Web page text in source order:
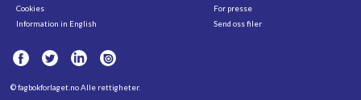
Cookies
Information in English
For presse
Send oss filer
©fagbokforlaget.noAlle rettigheter.